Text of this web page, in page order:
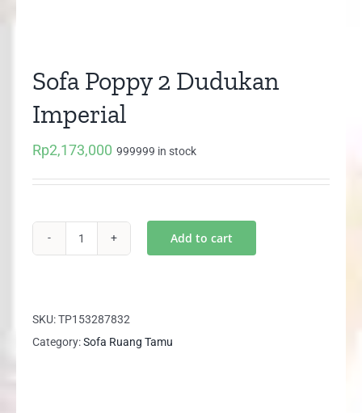
Sofa Poppy 2 Dudukan
Imperial
Rp2,173,000 999999 in stock
Dudukan
Imperial
Add to cart
SKU:TP153287832
Category:Sofa Ruang Tamu